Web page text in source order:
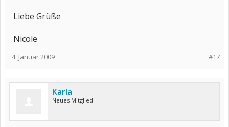
Liebe Grüße
Nicole
#17
4. Januar 2009
Karla
Neues Mitglied